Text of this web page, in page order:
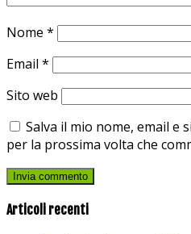
Nome *
Email *
Sito web
Salva il mio nome, email e
per la prossima volta che
Articoli recenti